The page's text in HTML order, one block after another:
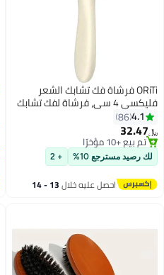
ORiTi فرشاة فك تشابك الشعر
فليكسي 4 سي، فرشاة لفك تشابك
الشعر للشعر المجعد والشعر
الكثيف الرطب، بيج
4.1
86
﷼‏32.47
تم بيع +10 مؤخرًا
تم بيع +10 مؤخرًا
لك رصيد مسترجع 10% + 2
احصل عليه خلال 13 - 14